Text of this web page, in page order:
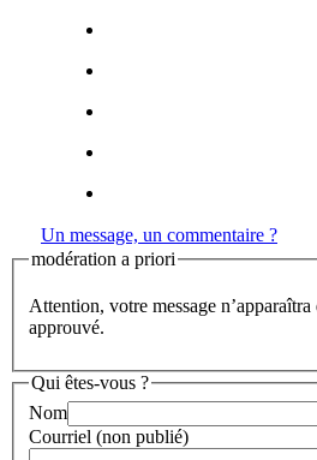
Un message, un commentaire ?
modération a priori
Attention, votre message
approuvé.
Qui êtes-vous ?
Nom
Courriel (non publié)